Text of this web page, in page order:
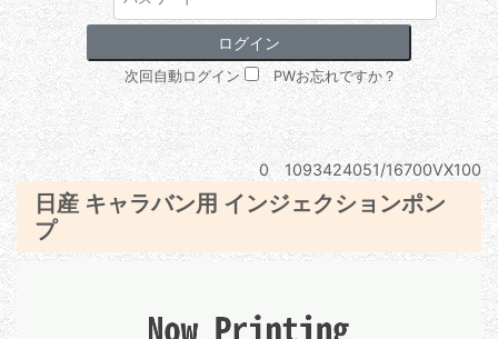
次回自動ログイン PWお忘れですか？
0 1093424051/16700VX100
日産 キャラバン用 インジェクションポン
プ